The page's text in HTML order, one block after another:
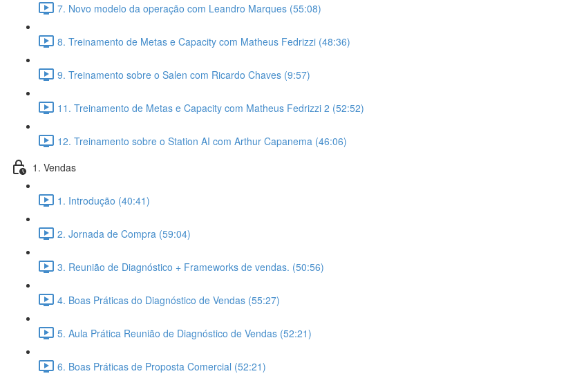
7. Novo modelo da operação com Leandro Marques (55:08)
8. Treinamento de Metas e Capacity com Matheus Fedrizzi (48:36)
9. Treinamento sobre o Salen com Ricardo Chaves (9:57)
11. Treinamento de Metas e Capacity com Matheus Fedrizzi 2 (52:52)
12. Treinamento sobre o Station AI com Arthur Capanema (46:06)
1. Vendas
1. Introdução (40:41)
2. Jornada de Compra (59:04)
3. Reunião de Diagnóstico + Frameworks de vendas. (50:56)
4. Boas Práticas do Diagnóstico de Vendas (55:27)
5. Aula Prática Reunião de Diagnóstico de Vendas (52:21)
6. Boas Práticas de Proposta Comercial (52:21)